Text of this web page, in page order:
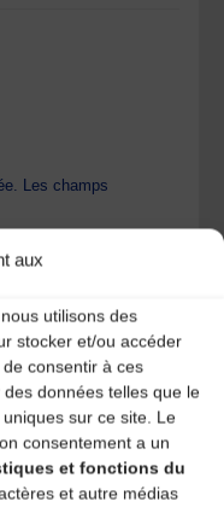
aux
utilisons des
stocker et/ou accéder
consentir à ces
données telles que le
sur ce site. Le
consentement a un
et fonctions du
et autre médias
Les champs